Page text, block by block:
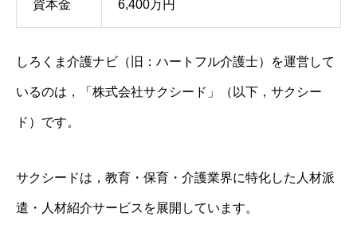
資本金 6,400万円
しろくま介護ナビ（旧：ハートフル介護士）を運営して
いるのは，「株式会社サクシード」（以下，サクシー
ド）です。
サクシードは，教育・保育・介護業界に特化した人材派
遣・人材紹介サービスを展開しています。